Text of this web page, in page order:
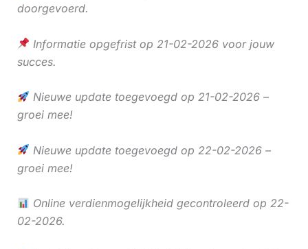
doorgevoerd.
Informatie opgefrist op 21-02-2026 voor jouw
succes.
Nieuwe update toegevoegd op 21-02-2026 –
groei mee!
Nieuwe update toegevoegd op 22-02-2026 –
groei mee!
Online verdienmogelijkheid gecontroleerd op 22-
02-2026.